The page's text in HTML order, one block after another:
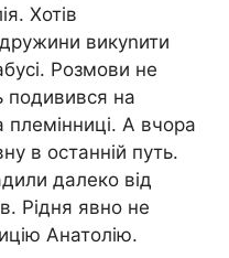
Хотів
викуnити
Розмови не
подивився на
племінниці. А вчора
в останній путь.
далеко від
Рідня явно не
Анатолію.